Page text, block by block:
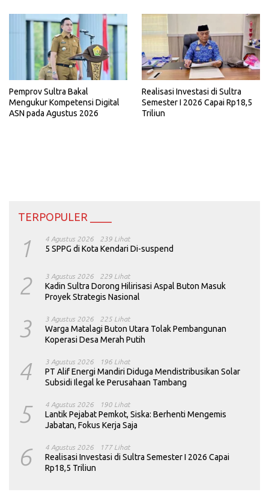
Pemprov Sultra Bakal
Mengukur Kompetensi Digital
ASN pada Agustus 2026
Realisasi Investasi di Sultra
Semester I 2026 Capai Rp18,5
Triliun
TERPOPULER ____
1 4 Agustus 2026 239 Lihat
5 SPPG di Kota Kendari Di-suspend
2 3 Agustus 2026 229 Lihat
Kadin Sultra Dorong Hilirisasi Aspal Buton Masuk
Proyek Strategis Nasional
3 3 Agustus 2026 225 Lihat
Warga Matalagi Buton Utara Tolak Pembangunan
Koperasi Desa Merah Putih
4 3 Agustus 2026 196 Lihat
PT Alif Energi Mandiri Diduga Mendistribusikan Solar
Subsidi Ilegal ke Perusahaan Tambang
5 4 Agustus 2026 190 Lihat
Lantik Pejabat Pemkot, Siska: Berhenti Mengemis
Jabatan, Fokus Kerja Saja
6 4 Agustus 2026 177 Lihat
Realisasi Investasi di Sultra Semester I 2026 Capai
Rp18,5 Triliun